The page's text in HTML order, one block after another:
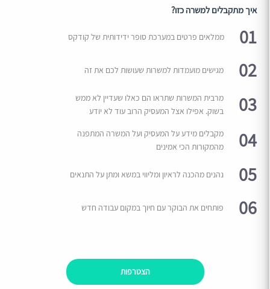
איך מתקבלים למשרה כזו?
01 ממלאים פרטים במערכת סופר ידידותית של קודקס
02 מגישים מועמדות למשרות שעושות לכם את זה
03
מרבית המשרות שתראו הם כאלו שעדיין לא ממש
בשוק. אפילו אצל המעסיק הרוב עוד לא יודע
04
מקבלים מידע על המעסיק ועל המשרה המתפנה
מהמקורות הכי אמינים
05 נהנים מהכנה לראיון ומליווי במשא ומתן על התנאים
06 פותחים את הבוקר עם חיוך במקום עבודה חדש
הצטרפות